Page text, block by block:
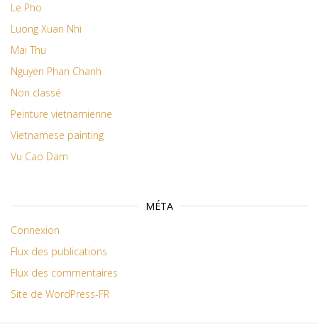
Le Pho
Luong Xuan Nhi
Mai Thu
Nguyen Phan Chanh
Non classé
Peinture vietnamienne
Vietnamese painting
Vu Cao Dam
MÉTA
Connexion
Flux des publications
Flux des commentaires
Site de WordPress-FR